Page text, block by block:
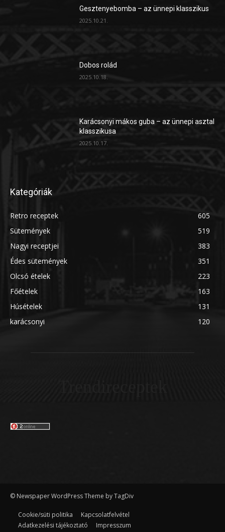
Gesztenyebomba – az ünnepi klasszikus
2025.10.21.
Dobos rolád
2025.10.18.
Karácsonyi mákos guba – az ünnepi asztal
klasszikusa
2025.10.17.
Kategóriák
Retro receptek
605
Sütemények
519
Nagyi receptjei
383
Édes sütemények
351
Olcsó ételek
223
Főételek
163
Húsételek
131
karácsonyi
120
© Newspaper WordPress Theme by TagDiv
Cookie/süti politika
Kapcsolatfelvétel
Adatkezelési tájékoztató
Impresszum